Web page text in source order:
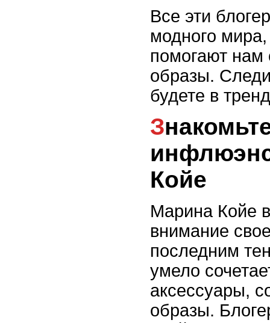
Все эти
модного
помогают нам
образы.
будете в
Знакомьтесь со стильной
Койе
Марина Койе
внимание
последним
умело
аксессуары,
образы.